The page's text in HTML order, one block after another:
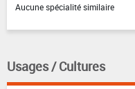
Aucune spécialité similaire
Usages / Cultures